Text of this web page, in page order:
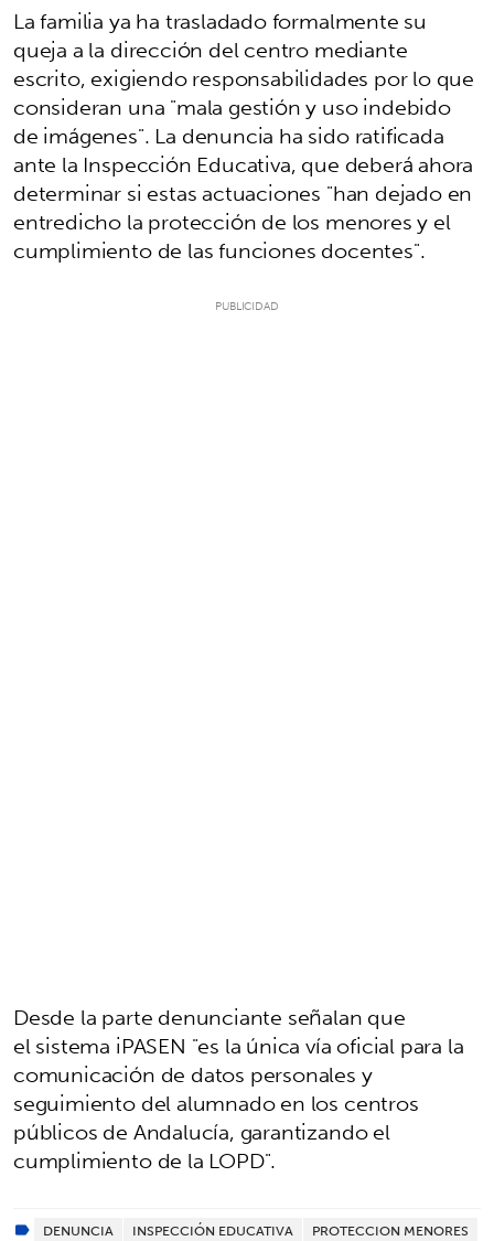
La familia ya ha trasladado formalmente su
queja a la dirección del centro mediante
escrito, exigiendo responsabilidades por lo que
consideran una "mala gestión y uso indebido
de imágenes". La denuncia ha sido ratificada
ante la Inspección Educativa, que deberá ahora
determinar si estas actuaciones "han dejado en
entredicho la protección de los menores y el
cumplimiento de las funciones docentes".
Desde la parte denunciante señalan que
el sistema iPASEN "es la única vía oficial para la
comunicación de datos personales y
seguimiento del alumnado en los centros
públicos de Andalucía, garantizando el
cumplimiento de la LOPD".
DENUNCIA INSPECCIÓN EDUCATIVA PROTECCION MENORES